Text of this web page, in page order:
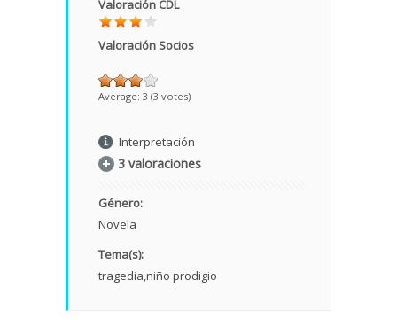
Valoración CDL
Valoración Socios
Average: 3 (3 votes)
Interpretación
3 valoraciones
Género:
Novela
Tema(s):
tragedia niño prodigio